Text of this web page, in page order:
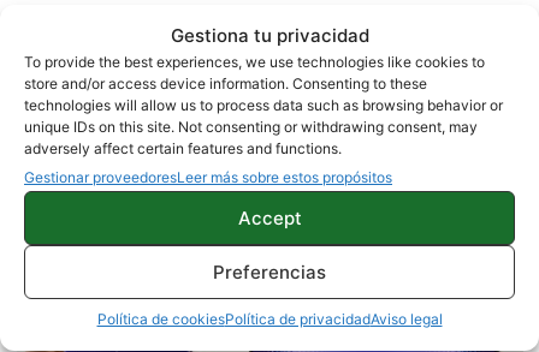
Gestiona tu privacidad
To provide the best experiences, we use technologies like cookies to
store and/or access device information. Consenting to these
technologies will allow us to process data such as browsing behavior or
unique IDs on this site. Not consenting or withdrawing consent, may
adversely affect certain features and functions.
Gestionar proveedoresLeer más sobre estos propósitos
Accept
Preferencias
Política de cookiesPolítica de privacidadAviso legal
Juanjo Segura
2542 artículos publicados en ProAndroid desde 2020.
Redactor en Pro Android | Apasionado por el mundo
Android y por la natación. Siempre dispuesto a ayudar a
cualquiera con problemas y/o dudas sobre smartphones.
Me gusta cacharrear con cualquier aparato electrónico.